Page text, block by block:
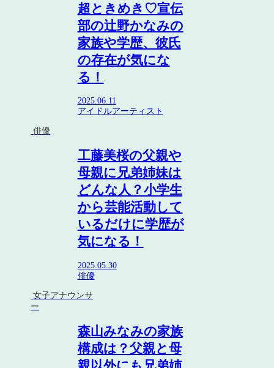
超ときめき♡宣伝
部の辻野かなみの
家族や学歴、彼氏
の存在が気にな
る！
2025.06.11
アイドルアーティスト
俳優
工藤美桜の父親や
母親に兄弟姉妹は
どんな人？小学生
から芸能活動して
いるだけに学歴が
気になる！
2025.05.30
俳優
女子アナウンサ
ー
森山みなみの家族
構成は？父親と母